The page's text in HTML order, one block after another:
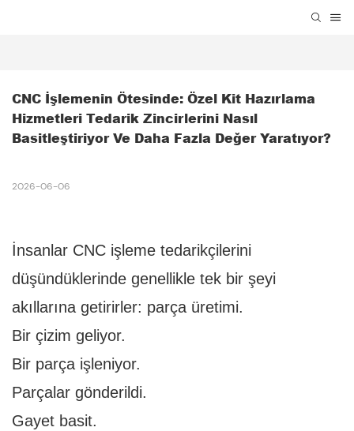
CNC İşlemenin Ötesinde: Özel Kit Hazırlama
Hizmetleri Tedarik Zincirlerini Nasıl
Basitleştiriyor Ve Daha Fazla Değer Yaratıyor?
2026-06-06
İnsanlar CNC işleme tedarikçilerini
düşündüklerinde genellikle tek bir şeyi
akıllarına getirirler: parça üretimi.
Bir çizim geliyor.
Bir parça işleniyor.
Parçalar gönderildi.
Gayet basit.